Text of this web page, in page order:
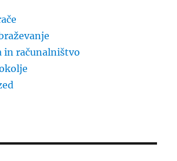
in računalništvo